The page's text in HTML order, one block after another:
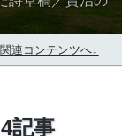
関連コンテンツへ↓
記事